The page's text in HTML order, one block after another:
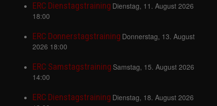
ERC Dienstagstraining Dienstag, 11. August 2026
18:00
ERC Donnerstagstraining Donnerstag, 13. August
2026 18:00
ERC Samstagstraining Samstag, 15. August 2026
14:00
ERC Dienstagstraining Dienstag, 18. August 2026